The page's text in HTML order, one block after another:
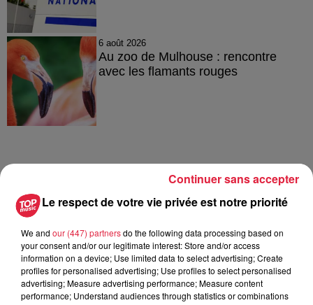
6 août 2026
Au zoo de Mulhouse : rencontre
avec les flamants rouges
À découvrir également
Le respect de votre vie privée est notre priorité
We and our (447) partnersdo the following data processing based on
your consent and/or our legitimate interest: Store and/or access
information on a device; Use limited data to select advertising; Create
profiles for personalised advertising; Use profiles to select personalised
advertising; Measure advertising performance; Measure content
performance; Understand audiences through statistics or combinations
Continuer sans accepter